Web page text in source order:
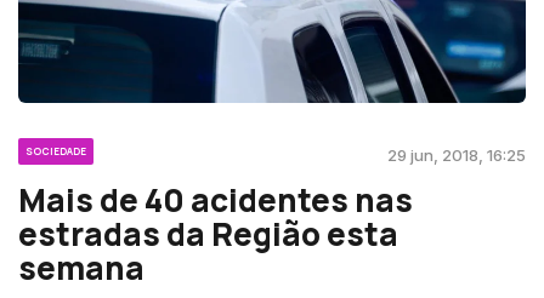
SOCIEDADE 29 jun, 2018, 16:25
Mais de 40 acidentes nas
estradas da Região esta
semana